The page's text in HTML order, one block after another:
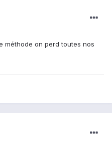
méthode on perd toutes nos